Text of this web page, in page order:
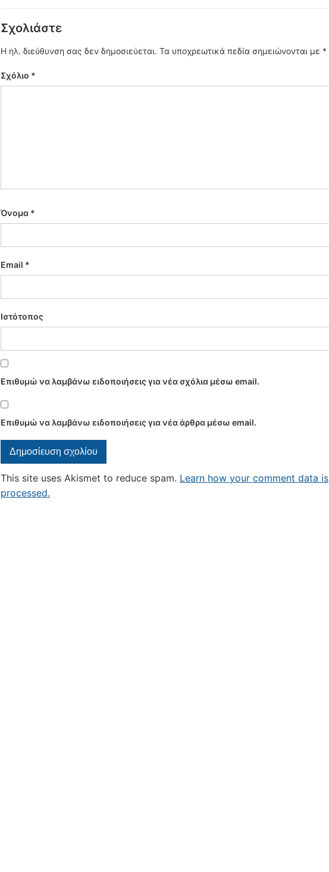
Σχολιάστε
Η ηλ. διεύθυνση σας δεν δημοσιεύεται. Τα υποχρεωτικά πεδία σημειώνονται με *
Σχόλιο *
Όνομα *
Email *
Ιστότοπος
Επιθυμώ να λαμβάνω ειδοποιήσεις για νέα σχόλια μέσω email.
Επιθυμώ να λαμβάνω ειδοποιήσεις για νέα άρθρα μέσω email.
This site uses Akismet to reduce spam. Learn how your comment data is
processed.